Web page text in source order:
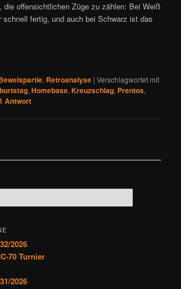
die offensichtlichen Züge zu zählen: Bei Weiß
schnell fertig, und auch bei Schwarz ist das
, Retroanalyse |Verschlagwortet mit
,Homebase,Kreuzschlag, Prentos,
Antwort
2026
70 Turnier
2026